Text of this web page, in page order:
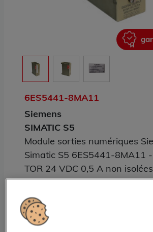
6ES5441-8MA11
Siemens
SIMATIC S5
Module sorties numériques
Simatic S5 6ES5441-8MA11
TOR 24 VDC 0,5 A non isolées
95.00 € HT prix tarif